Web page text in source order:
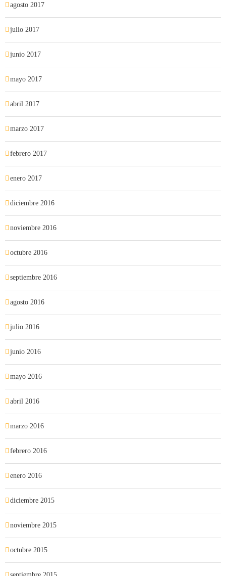
agosto 2017
julio 2017
junio 2017
mayo 2017
abril 2017
marzo 2017
febrero 2017
enero 2017
diciembre 2016
noviembre 2016
octubre 2016
septiembre 2016
agosto 2016
julio 2016
junio 2016
mayo 2016
abril 2016
marzo 2016
febrero 2016
enero 2016
diciembre 2015
noviembre 2015
octubre 2015